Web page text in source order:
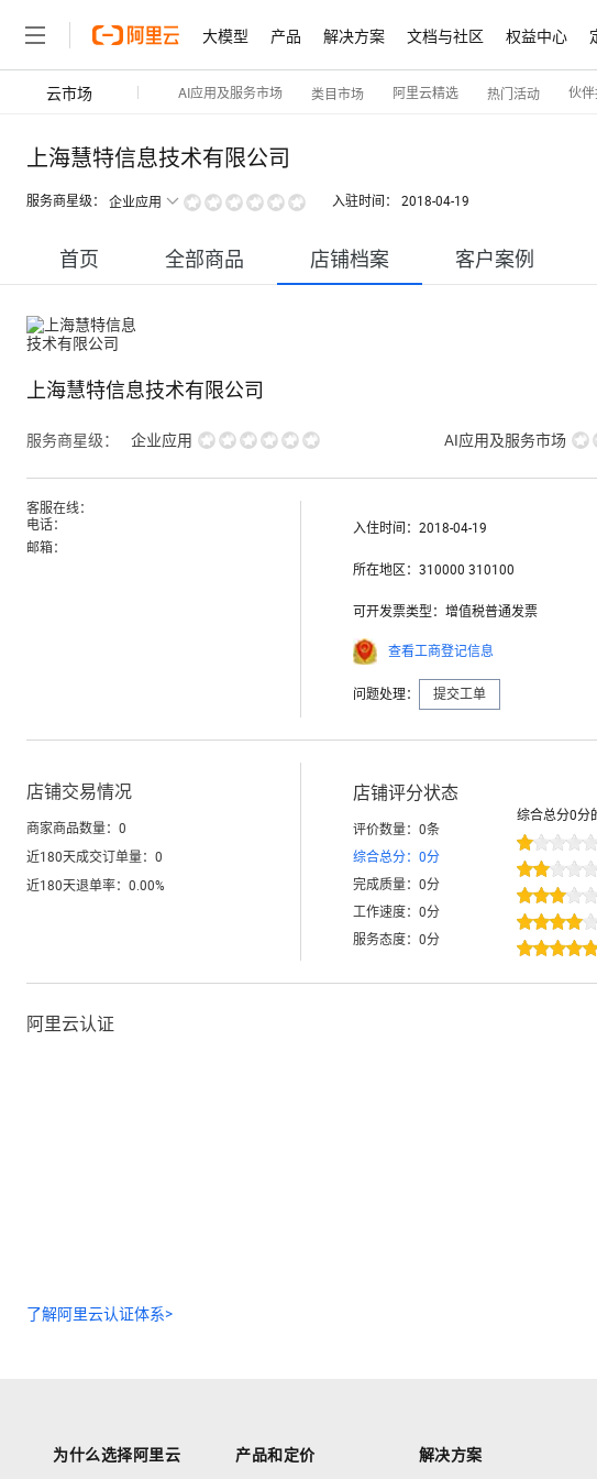
大模型 产品 解决方案 文档与社区 权益中心
云市场 AI应用及服务市场 类目市场 阿里云精选 热门活动 伙
上海慧特信息技术有限公司
服务商星级： 企业应用 入驻时间： 2018-04-19
首页 全部商品 店铺档案 客户案例
上海慧特信息技术有限公司
服务商星级： 企业应用 AI应用及服务市场
客服在线：
电话：
邮箱：
入住时间： 2018-04-19
所在地区： 310000 310100
可开发票类型： 增值税普通发票
查看工商登记信息
问题处理： 提交工单
店铺交易情况
商家商品数量： 0
近180天成交订单量： 0
近180天退单率： 0.00%
店铺评分状态
评价数量： 0条
综合总分： 0分
完成质量： 0分
工作速度： 0分
服务态度： 0分
综合总分0分
阿里云认证
了解阿里云认证体系>
为什么选择阿里云 产品和定价 解决方案